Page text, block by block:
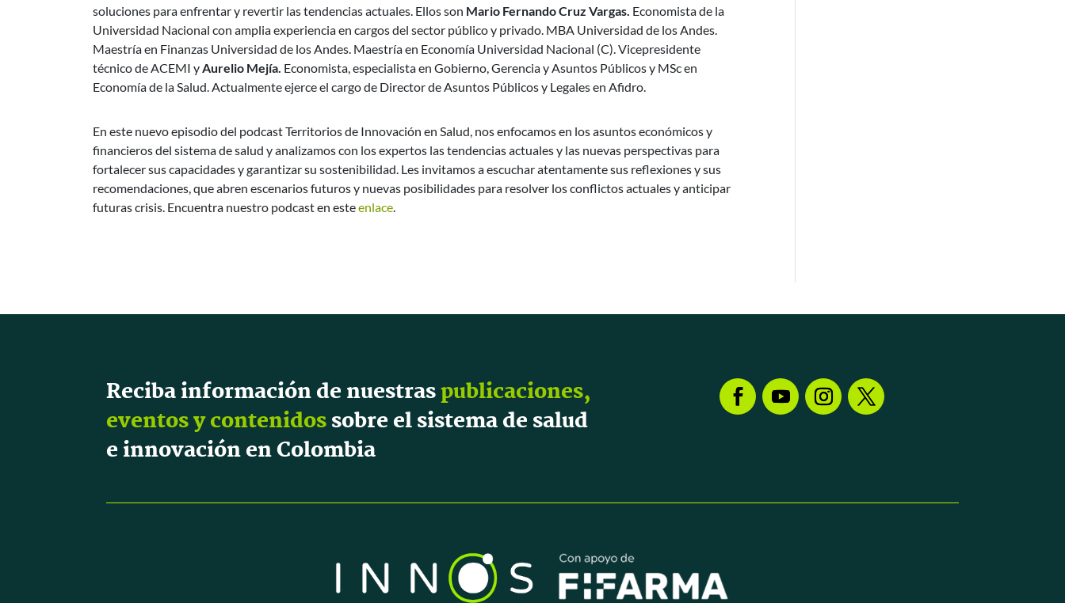
soluciones para enfrentar y revertir las tendencias actuales. Ellos son Mario Fernando Cruz Vargas. Economista de la
Universidad Nacional con amplia experiencia en cargos del sector público y privado. MBA Universidad de los Andes.
Maestría en Finanzas Universidad de los Andes. Maestría en Economía Universidad Nacional (C). Vicepresidente
técnico de ACEMI yAurelio Mejía. Economista, especialista en Gobierno, Gerencia y Asuntos Públicos y MSc en
Economía de la Salud. Actualmente ejerce el cargo de Director de Asuntos Públicos y Legales en Afidro.
En este nuevo episodio del podcast Territorios de Innovación en Salud, nos enfocamos en los asuntos económicos y
financieros del sistema de salud y analizamos con los expertos las tendencias actuales y las nuevas perspectivas para
fortalecer sus capacidades y garantizar su sostenibilidad. Les invitamos a escuchar atentamente sus reflexiones y sus
recomendaciones, que abren escenarios futuros y nuevas posibilidades para resolver los conflictos actuales y anticipar
futuras crisis. Encuentra nuestro podcast en esteenlace.
Reciba información de nuestraspublicaciones,
eventos y contenidossobre el sistema de salud
e innovación en Colombia